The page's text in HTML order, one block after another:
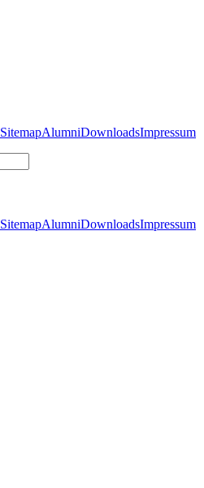
SitemapAlumniDownloadsImpressum
SitemapAlumniDownloadsImpressum